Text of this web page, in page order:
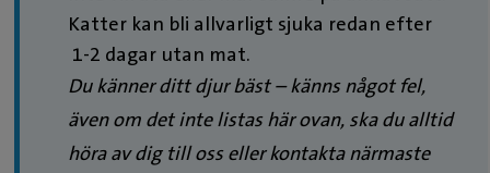
Katter kan bli allvarligt sjuka redan efter
1-2 dagar utan mat.
Du känner ditt djur bäst – känns något fel,
även om det inte listas här ovan, ska du alltid
höra av dig till oss eller kontakta närmaste